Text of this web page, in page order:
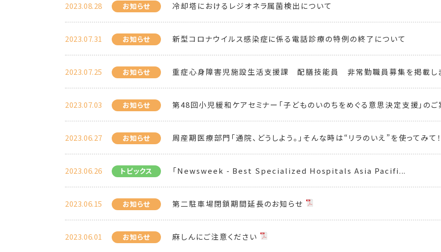
2023.08.28 お知らせ 冷却塔におけるレジオネラ属菌検出について
2023.07.31 お知らせ 新型コロナウイルス感染症に係る電話診療の特例の終了について
2023.07.25 お知らせ 重症心身障害児施設生活支援課 配膳技能員 非常勤職員募集を掲載し
2023.07.03 お知らせ 第48回小児緩和ケアセミナー「子どものいのちをめぐる意思決定支援」の
2023.06.27 お知らせ 周産期医療部門「通院、どうしよう。」そんな時は“リラのいえ”を使ってみて
2023.06.26 トピックス 「Newsweek - Best Specialized Hospitals Asia Pacifi...
2023.06.15 お知らせ 第二駐車場閉鎖期間延長のお知らせ
2023.06.01 お知らせ 麻しんにご注意ください